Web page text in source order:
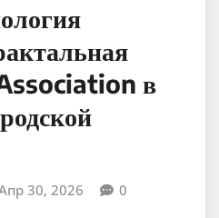
в
30, 2026 0